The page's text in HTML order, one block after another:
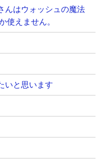
んはウォッシュの魔法
使えません。
いと思います